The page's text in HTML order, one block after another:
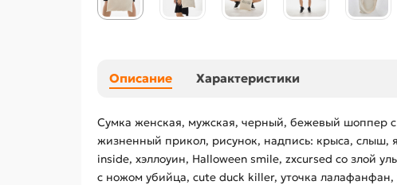
Описание Характеристики
Сумка женская, мужская, черный, бежевый шоппер
жизненный прикол, рисунок, надпись: крыса, слыш,
inside, хэллоуин, Halloween smile, zxcursed со злой
с ножом убийца, cute duck killer, уточка